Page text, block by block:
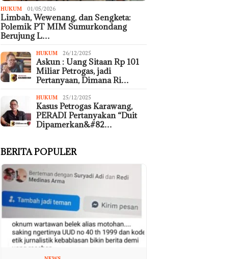
HUKUM 01/05/2026
Limbah, Wewenang, dan Sengketa:
Polemik PT MIM Sumurkondang
Berujung L…
HUKUM 26/12/2025
Askun : Uang Sitaan Rp 101
Miliar Petrogas, jadi
Pertanyaan, Dimana Ri…
HUKUM 25/12/2025
Kasus Petrogas Karawang,
PERADI Pertanyakan “Duit
Dipamerkan&#82…
BERITA POPULER